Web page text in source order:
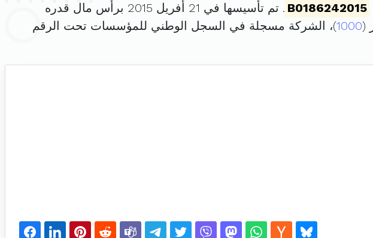
B0186242015 . تم تأسيسها في 21 أفريل 2015 برأس مال قدره
1000)، الشركة مسجلة في السجل الوطني للمؤسسات تحت الرقم